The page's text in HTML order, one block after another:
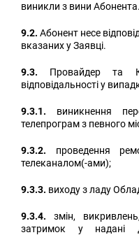
виникли з вини Абонента.
9.2. Абонент несе
вказаних у Заявці.
9.3. Провайдер та
відповідальності у
9.3.1. виникнення
телепрограм з певного
9.3.2. проведення
телеканалом(-ами);
9.3.3. виходу з ладу
9.3.4. змін,
затримок у надані